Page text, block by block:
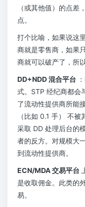
（或其他值）的点
点。
打个比喻，如果说这
商就是零售商，如果
商就可以破产了，所
DD+NDD 混合平台
式。STP 经纪商都会
了流动性提供商所能
（比如 0.1 手） 不
采取 DD 处理后台的
者的反方。对规模大
到流动性提供商。
ECN/MDA 交易平台
是收取佣金。此类的
易。